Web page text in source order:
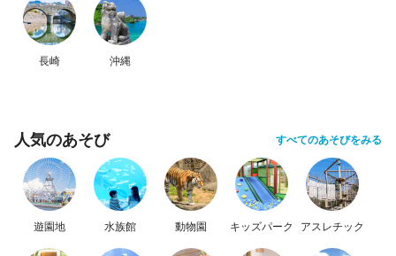
長崎 沖縄
人気のあそび すべてのあそびをみる
遊園地 水族館 動物園 キッズパーク アスレチック